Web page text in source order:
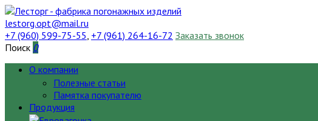
lestorg.opt@mail.ru
+7 (960) 599-75-55, +7 (961) 264-16-72 Заказать звонок
Поиск 0
О компании
Полезные статьи
Памятка покупателю
Продукция